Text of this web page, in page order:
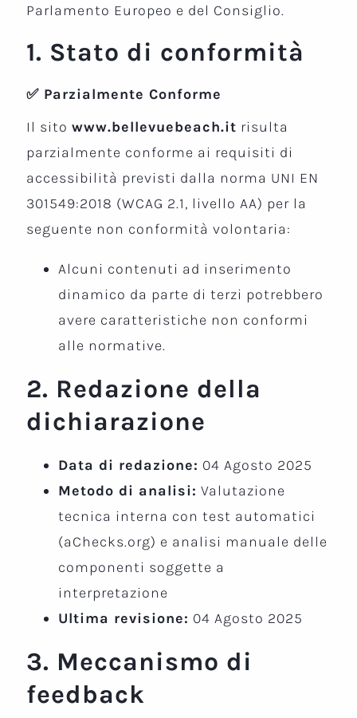
Parlamento Europeo e del Consiglio.
1. Stato di conformità
✅ Parzialmente Conforme
Il sitowww.bellevuebeach.it risulta
parzialmente conforme ai requisiti di
accessibilità previsti dalla norma UNI EN
301549:2018 (WCAG 2.1, livello AA) per la
seguente non conformità volontaria:
Alcuni contenuti ad inserimento
dinamico da parte di terzi potrebbero
avere caratteristiche non conformi
alle normative.
2. Redazione della
dichiarazione
Data di redazione: 04 Agosto 2025
Metodo di analisi: Valutazione
tecnica interna con test automatici
(aChecks.org) e analisi manuale delle
componenti soggette a
interpretazione
Ultima revisione: 04 Agosto 2025
3. Meccanismo di
feedback